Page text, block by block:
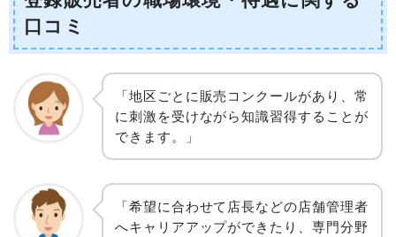
口コミ
「地区ごとに販売コンクールがあり、常
に刺激を受けながら知識習得することが
できます。」
「希望に合わせて店長などの店舗管理者
へキャリアアップができたり、専門分野